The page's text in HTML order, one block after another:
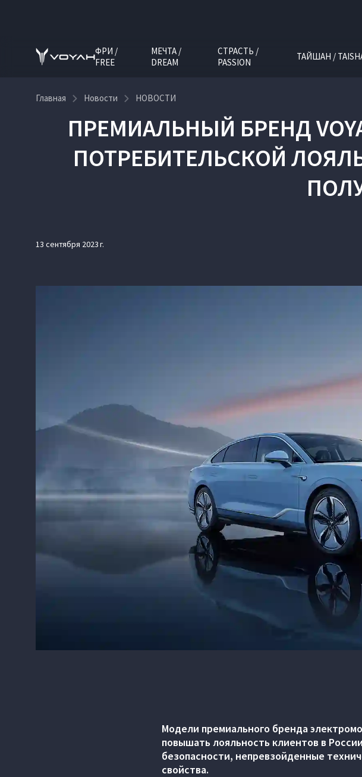
ФРИ /
FREE
МЕЧТА /
DREAM
СТРАСТЬ /
PASSION
ТАЙШАН /
Главная Новости НОВОСТИ
ПРЕМИАЛЬНЫЙ БРЕНД
ПОТРЕБИТЕЛЬСКОЙ
13 сентября 2023 г.
Модели премиального бренда
повышать лояльность клиентов в
безопасности, непревзойденные
свойства.